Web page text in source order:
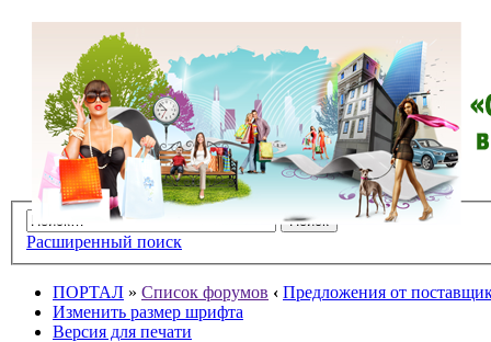
Расширенный поиск
ПОРТАЛ » Список форумов ‹ Предложения от
Изменить размер шрифта
Версия для печати